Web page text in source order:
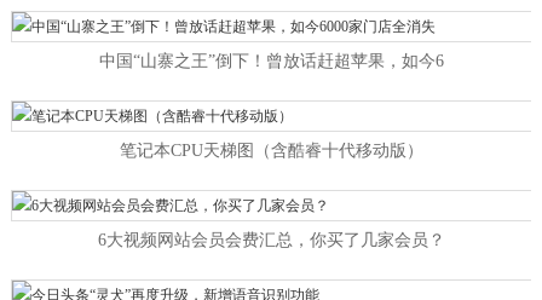
中国“山寨之王”倒下！曾放话赶超苹果，如今6
笔记本CPU天梯图（含酷睿十代移动版）
6大视频网站会员会费汇总，你买了几家会员？